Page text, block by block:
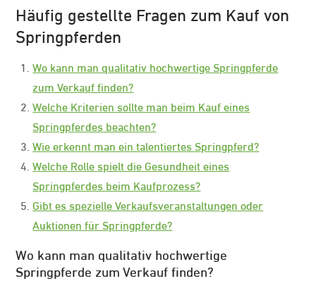
Häufig gestellte Fragen zum Kauf von
Springpferden
Wo kann man qualitativ hochwertige Springpferde
zum Verkauf finden?
Welche Kriterien sollte man beim Kauf eines
Springpferdes beachten?
Wie erkennt man ein talentiertes Springpferd?
Welche Rolle spielt die Gesundheit eines
Springpferdes beim Kaufprozess?
Gibt es spezielle Verkaufsveranstaltungen oder
Auktionen für Springpferde?
Wo kann man qualitativ hochwertige
Springpferde zum Verkauf finden?